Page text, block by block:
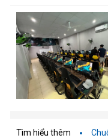
Tìm hiểu thêm